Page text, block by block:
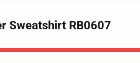
Sweatshirt RB0607